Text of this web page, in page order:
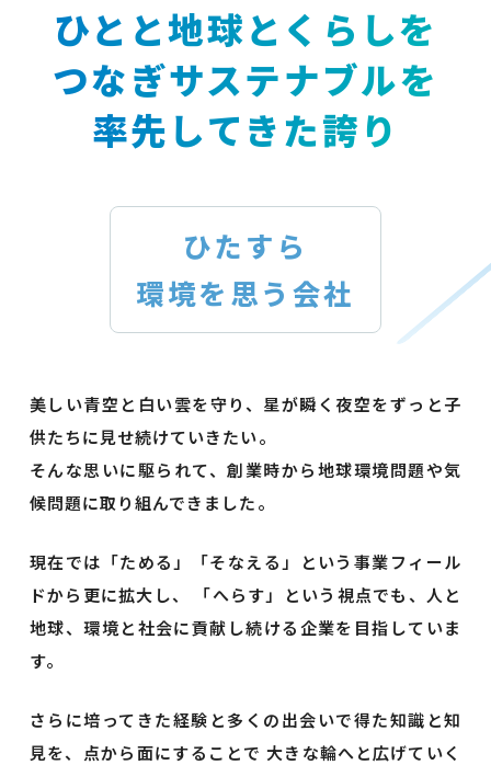
ひとと地球とくらしを
つなぎサステナブルを
率先してきた誇り
ひたすら
環境を思う会社
美しい青空と白い雲を守り、星が瞬く夜空をずっと子
供たちに見せ続けていきたい。
そんな思いに駆られて、創業時から地球環境問題や気
候問題に取り組んできました。
現在では「ためる」「そなえる」という事業フィール
ドから更に拡大し、
「へらす」という視点でも、人と
地球、環境と社会に貢献し続ける企業を目指していま
す。
さらに培ってきた経験と多くの出会いで得た知識と知
見を、点から面にすることで 大きな輪へと広げていく